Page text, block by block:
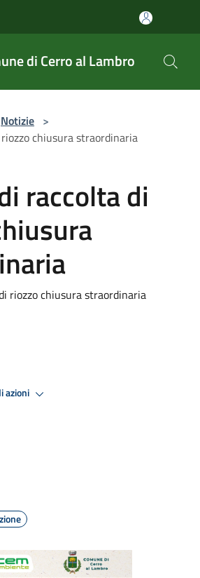
di Cerro al Lambro
Notizie >
chiusura straordinaria
raccolta di
riozzo chiusura straordinaria
azioni